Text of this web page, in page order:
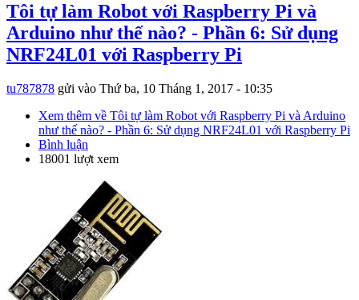
Tôi tự làm Robot với Raspberry Pi và
Arduino như thế nào? - Phần 6: Sử dụng
NRF24L01 với Raspberry Pi
tu787878 gửi vào Thứ ba, 10 Tháng 1, 2017 - 10:35
Xem thêm về Tôi tự làm Robot với Raspberry Pi và Arduino
như thế nào? - Phần 6: Sử dụng NRF24L01 với Raspberry Pi
Bình luận
18001 lượt xem